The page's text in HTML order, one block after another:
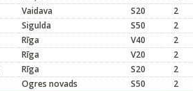
Vaidava S20 2
Sigulda S50 2
Rīga V40 2
Rīga V20 2
Rīga S20 2
Ogres novads S50 2